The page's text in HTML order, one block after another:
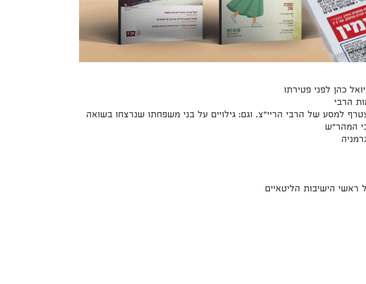
כהן לפני פטירתו
הרבי
למסע של הרבי הריי"צ. וגם: גילויים על בני משפחתו שנרצחו בשואה
המהר"ש
הישיבות הליטאיים